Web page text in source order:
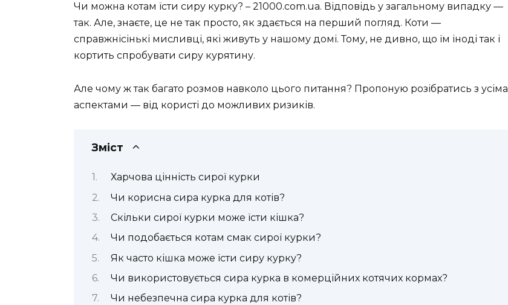
Чи можна котам їсти сиру курку? – 21000.com.ua. Відповідь у загальному випадку —
так. Але, знаєте, це не так просто, як здається на перший погляд. Коти —
справжнісінькі мисливці, які живуть у нашому домі. Тому, не дивно, що їм іноді так і
кортить спробувати сиру курятину.
Але чому ж так багато розмов навколо цього питання? Пропоную розібратись з усіма
аспектами — від користі до можливих ризиків.
Зміст
Харчова цінність сирої курки
Чи корисна сира курка для котів?
Скільки сирої курки може їсти кішка?
Чи подобається котам смак сирої курки?
Як часто кішка може їсти сиру курку?
Чи використовується сира курка в комерційних котячих кормах?
Чи небезпечна сира курка для котів?